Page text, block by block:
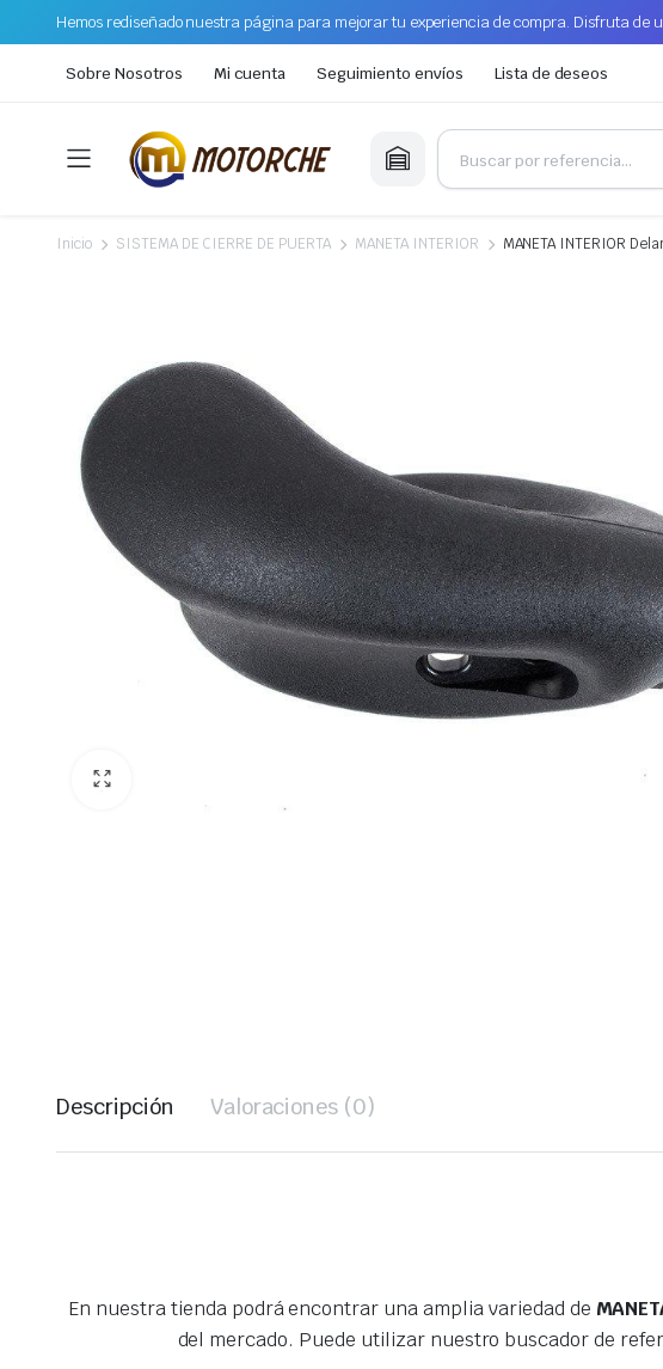
Hemos rediseñado nuestra página para mejorar tu experiencia de compra. Disfruta
Sobre Nosotros Mi cuenta Seguimiento envíos Lista de deseos
Inicio SISTEMA DE CIERRE DE PUERTA MANETA INTERIOR MANETA INTERIOR
Descripción Valoraciones (0)
En nuestra tienda podrá encontrar una amplia variedad de
del mercado. Puede utilizar nuestro buscador de